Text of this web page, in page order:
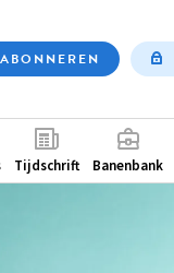
ABONNEREN
Tijdschrift Banenbank